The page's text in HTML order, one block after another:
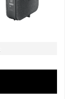
Sans engagement